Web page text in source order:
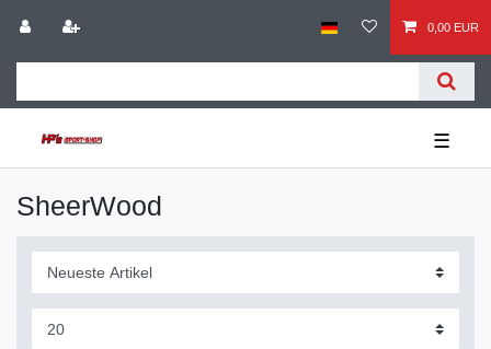
0,00 EUR
☰
SheerWood